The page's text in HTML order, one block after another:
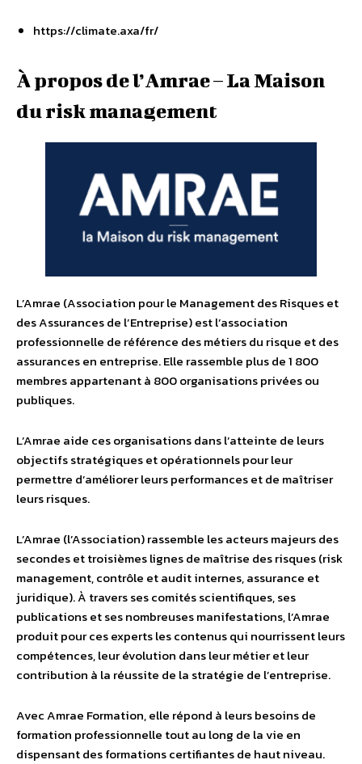
https://climate.axa/fr/
À propos de l’Amrae – La Maison
du risk management
L’Amrae (Association pour le Management des Risques et
des Assurances de l’Entreprise) est l’association
professionnelle de référence des métiers du risque et des
assurances en entreprise. Elle rassemble plus de 1 800
membres appartenant à 800 organisations privées ou
publiques.
L’Amrae aide ces organisations dans l’atteinte de leurs
objectifs stratégiques et opérationnels pour leur
permettre d’améliorer leurs performances et de maîtriser
leurs risques.
L’Amrae (l’Association) rassemble les acteurs majeurs des
secondes et troisièmes lignes de maîtrise des risques (risk
management, contrôle et audit internes, assurance et
juridique). À travers ses comités scientifiques, ses
publications et ses nombreuses manifestations, l’Amrae
produit pour ces experts les contenus qui nourrissent leurs
compétences, leur évolution dans leur métier et leur
contribution à la réussite de la stratégie de l’entreprise.
Avec Amrae Formation, elle répond à leurs besoins de
formation professionnelle tout au long de la vie en
dispensant des formations certifiantes de haut niveau.